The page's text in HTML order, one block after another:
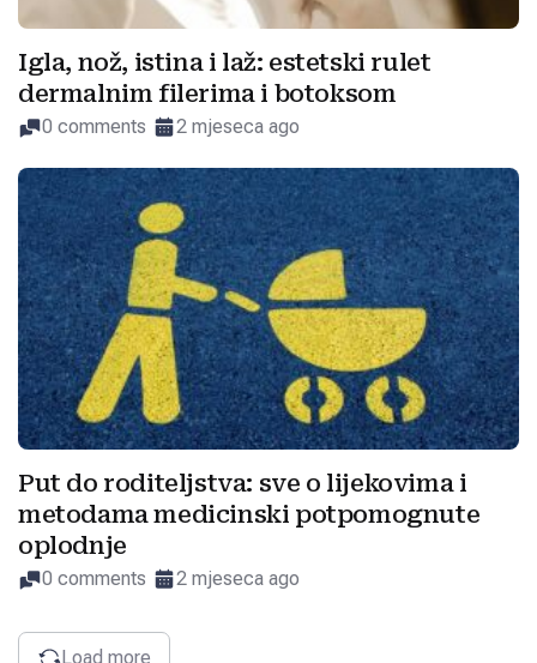
Igla, nož, istina i laž: estetski rulet
dermalnim filerima i botoksom
0 comments 2 mjeseca ago
Put do roditeljstva: sve o lijekovima i
metodama medicinski potpomognute
oplodnje
0 comments 2 mjeseca ago
Load more